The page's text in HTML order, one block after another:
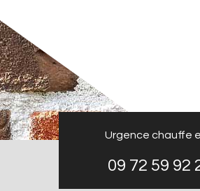
Urgence chauffe
09 72 59 92